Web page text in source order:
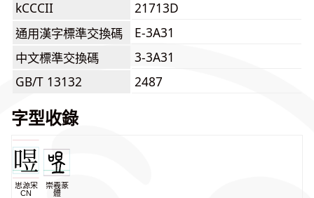
kCCCII
21713D
通用漢字標準交換碼
E-3A31
中文標準交換碼
3-3A31
GB/T 13132
2487
字型收錄
思源宋
CN
崇羲篆
體